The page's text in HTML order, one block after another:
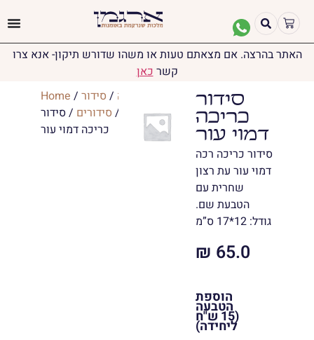
האתר בהרצה. אם מצאתם טעות או משהו שדורש תיקון- אנא צרו
קשרכאן
Home / יודאיקה / סידור
ותהילים
/ סידורים / סידור
כריכה דמוי עור
סידור
כריכה
דמוי עור
סידור כריכה רכה
דמוי עור עת רצון
שחרית עם
הטבעת שם.
גודל: 12*17 ס”מ
₪ 65.0
הוספת
הטבעה
(15 ש"ח
ליחידה)